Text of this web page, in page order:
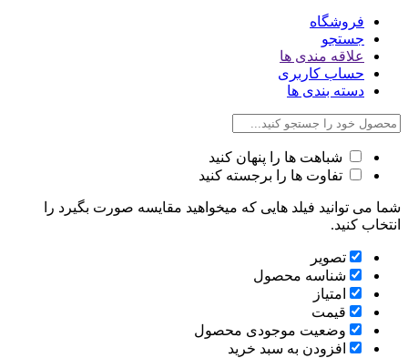
فروشگاه
جستجو
علاقه مندی ها
حساب کاربری
دسته بندی ها
شباهت ها را پنهان کنید
تفاوت ها را برجسته کنید
شما می توانید فیلد هایی که میخواهید مقایسه صورت بگیرد را
انتخاب کنید.
تصویر
شناسه محصول
امتیاز
قیمت
وضعیت موجودی محصول
افزودن به سبد خرید